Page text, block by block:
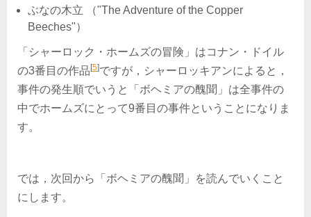
ぶなの木立 （"The Adventure of the Copper
Beeches"）
「シャーロック・ホームズの冒険」はコナン・ドイル
の3番目の作品[5]ですが，シャーロッキアンによると，
事件の発生順でいうと「ボヘミアの醜聞」は全事件の
中でホームズにとって9番目の事件ということになりま
す。
では，次回から「ボヘミアの醜聞」を読んでいくこと
にします。